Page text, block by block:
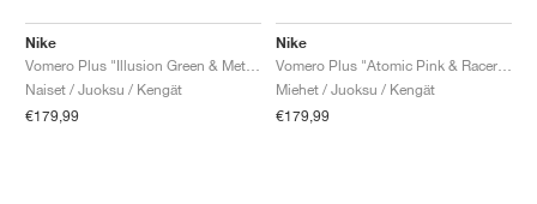
Nike
Naiset / Juoksu / Kengät
€179,99
Nike
Miehet / Juoksu / Kengät
€179,99